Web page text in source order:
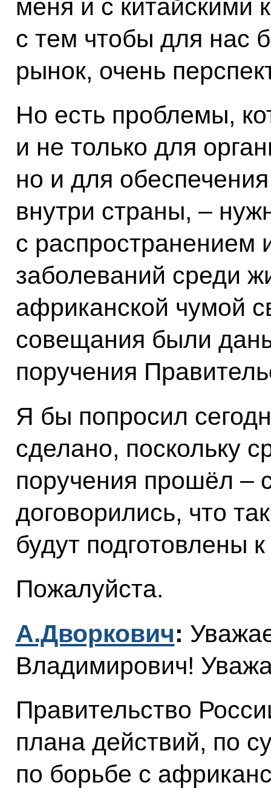
меня и с китайскими
с тем чтобы для нас
рынок, очень
Но есть проблемы,
и не только для
но и для
внутри страны, –
с распространением
заболеваний среди
африканской чумой
совещания были
поручения
Я бы попросил
сделано, поскольку
поручения прошёл –
договорились, что
будут подготовлены
Пожалуйста.
А.Дворкович:
Владимирович!
Правительство
плана действий, по
по борьбе с